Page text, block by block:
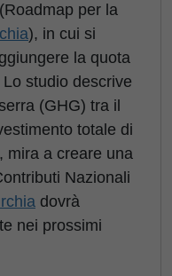
per la
), in cui si
la quota
studio descrive
(GHG) tra il
totale di
mira a creare una
Nazionali
dovrà
nei prossimi